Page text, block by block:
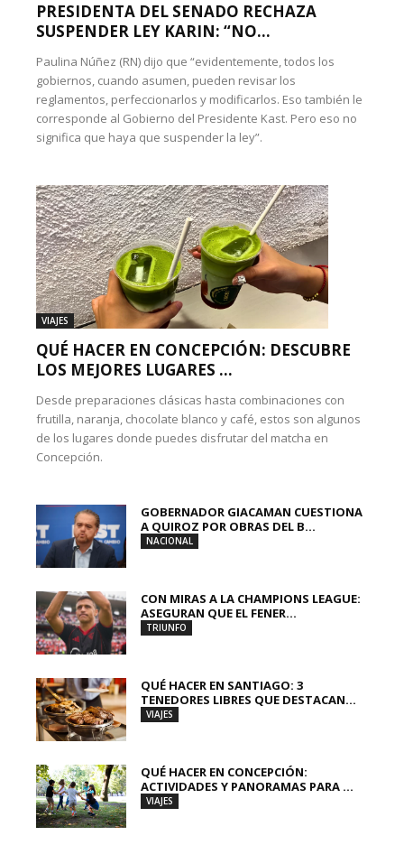
PRESIDENTA DEL SENADO RECHAZA
SUSPENDER LEY KARIN: “NO...
Paulina Núñez (RN) dijo que “evidentemente, todos los
gobiernos, cuando asumen, pueden revisar los
reglamentos, perfeccionarlos y modificarlos. Eso también le
corresponde al Gobierno del Presidente Kast. Pero eso no
significa que haya que suspender la ley”.
VIAJES
QUÉ HACER EN CONCEPCIÓN: DESCUBRE
LOS MEJORES LUGARES ...
Desde preparaciones clásicas hasta combinaciones con
frutilla, naranja, chocolate blanco y café, estos son algunos
de los lugares donde puedes disfrutar del matcha en
Concepción.
GOBERNADOR GIACAMAN CUESTIONA
A QUIROZ POR OBRAS DEL B...
NACIONAL
CON MIRAS A LA CHAMPIONS LEAGUE:
ASEGURAN QUE EL FENER...
TRIUNFO
QUÉ HACER EN SANTIAGO: 3
TENEDORES LIBRES QUE DESTACAN...
VIAJES
QUÉ HACER EN CONCEPCIÓN:
ACTIVIDADES Y PANORAMAS PARA ...
VIAJES